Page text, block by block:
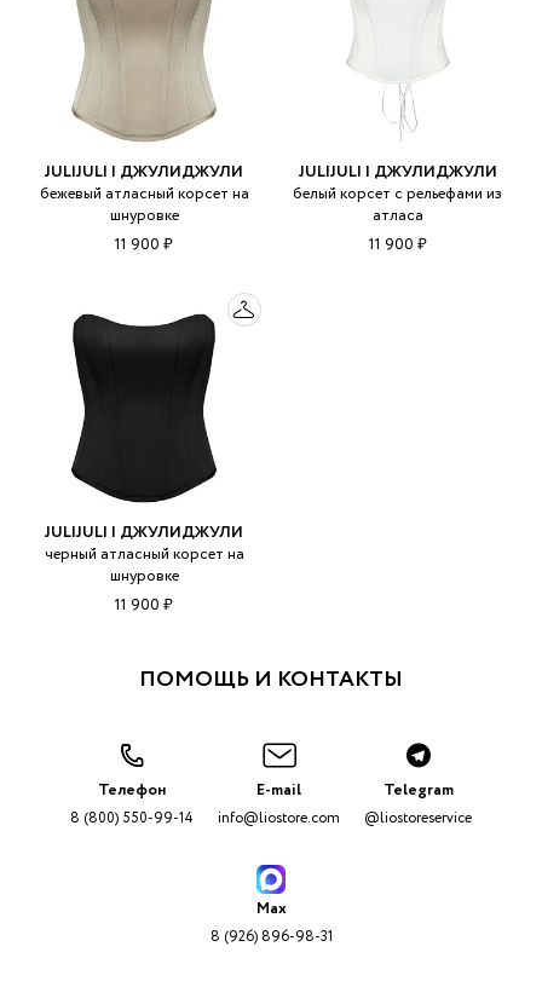
JULIJULI | ДЖУЛИДЖУЛИ
бежевый атласный корсет на
шнуровке
11 900 ₽
JULIJULI | ДЖУЛИДЖУЛИ
белый корсет с рельефами из
атласа
11 900 ₽
JULIJULI | ДЖУЛИДЖУЛИ
черный атласный корсет на
шнуровке
11 900 ₽
ПОМОЩЬ И КОНТАКТЫ
Телефон
8 (800) 550-99-14
E-mail
info@liostore.com
Telegram
@liostoreservice
Max
8 (926) 896-98-31